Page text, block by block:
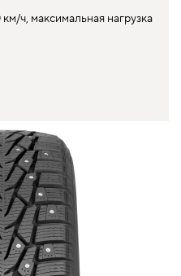
ч, максимальная нагрузка